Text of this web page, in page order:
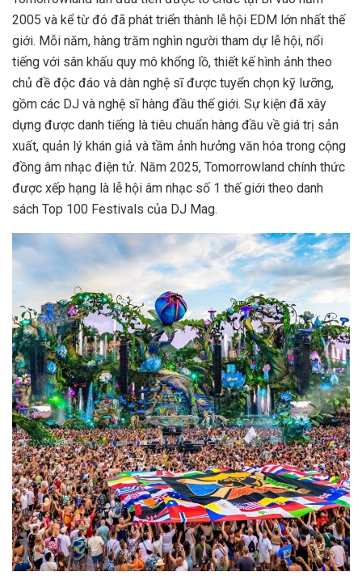
2005 và kể từ đó đã phát triển thành lễ hội EDM lớn nhất thế
giới. Mỗi năm, hàng trăm nghìn người tham dự lễ hội, nổi
tiếng với sân khấu quy mô khổng lồ, thiết kế hình ảnh theo
chủ đề độc đáo và dàn nghệ sĩ được tuyển chọn kỹ lưỡng,
gồm các DJ và nghệ sĩ hàng đầu thế giới. Sự kiện đã xây
dựng được danh tiếng là tiêu chuẩn hàng đầu về giá trị sản
xuất, quản lý khán giả và tầm ảnh hưởng văn hóa trong cộng
đồng âm nhạc điện tử. Năm 2025, Tomorrowland chính thức
được xếp hạng là lễ hội âm nhạc số 1 thế giới theo danh
sách Top 100 Festivals của DJ Mag.